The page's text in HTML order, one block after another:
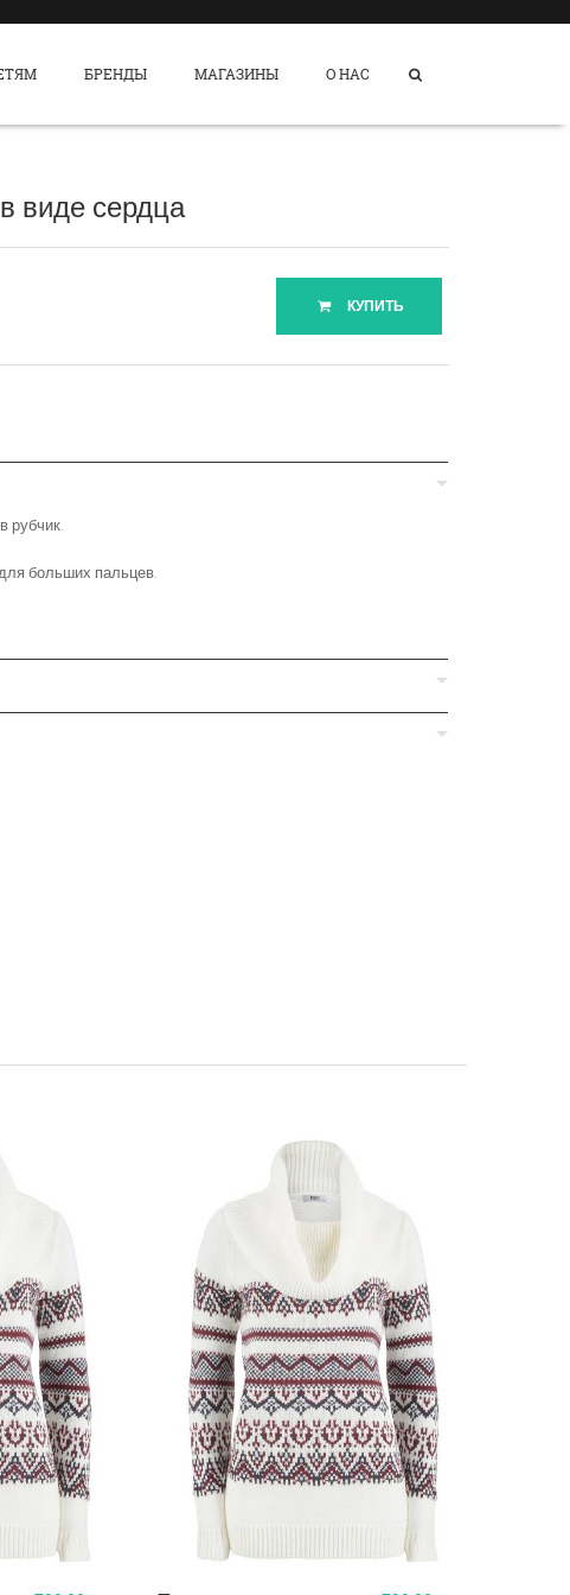
БРЕНДЫ МАГАЗИНЫ О НАС
виде сердца
КУПИТЬ
рубчик.
больших пальцев.